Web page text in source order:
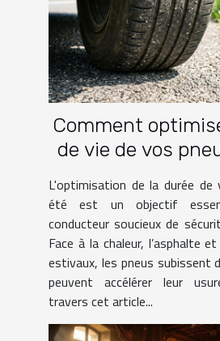
Comment
de vie de vos
L'optimisation de la durée de
été est un objectif
conducteur soucieux de
Face à la chaleur, l’asphalte
estivaux, les pneus subissent
peuvent accélérer leur
travers cet article...